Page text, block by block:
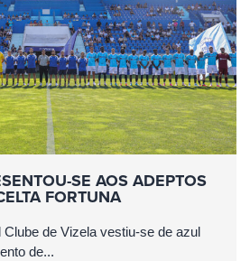
SE AOS ADEPTOS
FORTUNA
de Vizela vestiu-se de azul
de...